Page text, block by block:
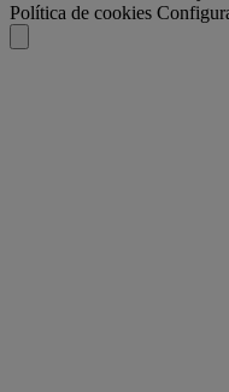
Política de cookies